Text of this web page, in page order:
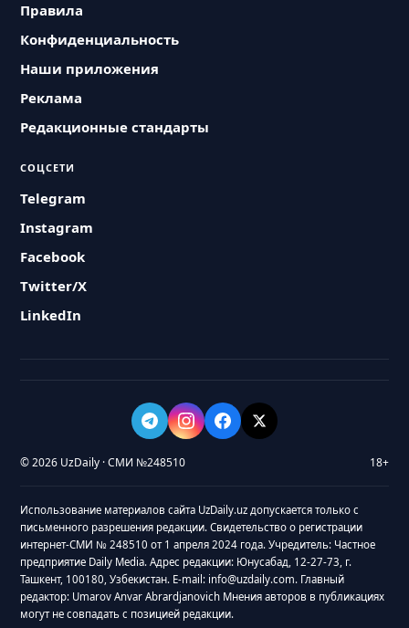
Правила
Конфиденциальность
Наши приложения
Реклама
Редакционные стандарты
СОЦСЕТИ
Telegram
Instagram
Facebook
Twitter/X
LinkedIn
© 2026 UzDaily · СМИ №248510 18+
Использование материалов сайта UzDaily.uz допускается только с
письменного разрешения редакции. Свидетельство о регистрации
интернет-СМИ № 248510 от 1 апреля 2024 года. Учредитель: Частное
предприятие Daily Media. Адрес редакции: Юнусабад, 12-27-73, г.
Ташкент, 100180, Узбекистан. E-mail: info@uzdaily.com. Главный
редактор: Umarov Anvar Abrardjanovich Мнения авторов в публикациях
могут не совпадать с позицией редакции.